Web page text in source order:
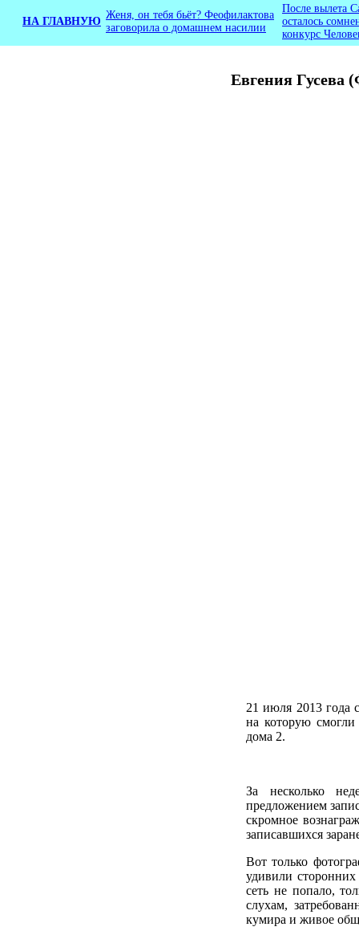
Евгения Гусева
НА ГЛАВНУЮ
Женя, он тебя бьёт? Феофилактова
заговорила о домашнем насилии
После вылета
осталось
конкурс
21 июля 2013 года
на которую
дома 2.
За несколько
предложением
скромное
записавшихся
Вот только
удивили
сеть не попало,
слухам,
кумира и живое